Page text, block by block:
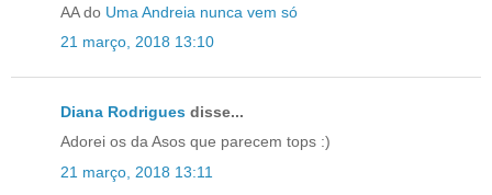
AA do Uma Andreia nunca vem só
21 março, 2018 13:10
Diana Rodrigues disse...
Adorei os da Asos que parecem tops :)
21 março, 2018 13:11